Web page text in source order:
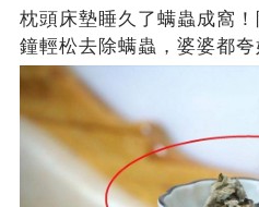
枕頭床墊睡久了螨蟲成窩
鐘輕松去除螨蟲，婆婆都夸